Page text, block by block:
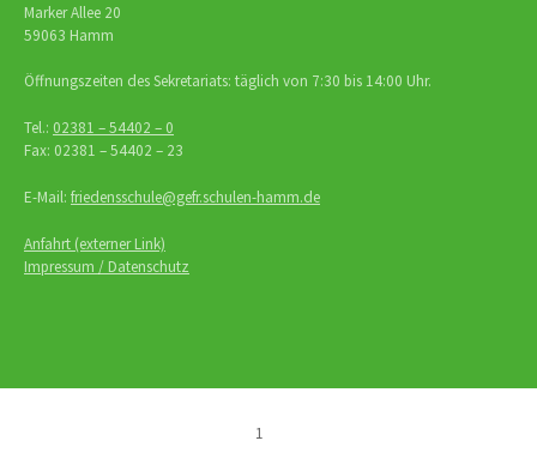
Marker Allee 20
59063 Hamm
Öffnungszeiten des Sekretariats: täglich von 7:30 bis 14:00 Uhr.
Tel.: 02381 – 54402 – 0
Fax: 02381 – 54402 – 23
E-Mail: friedensschule@gefr.schulen-hamm.de
Anfahrt (externer Link)
Impressum / Datenschutz
1